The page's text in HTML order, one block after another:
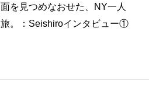
面を見つめなおせた、NY一人
旅。：Seishiroインタビュー①